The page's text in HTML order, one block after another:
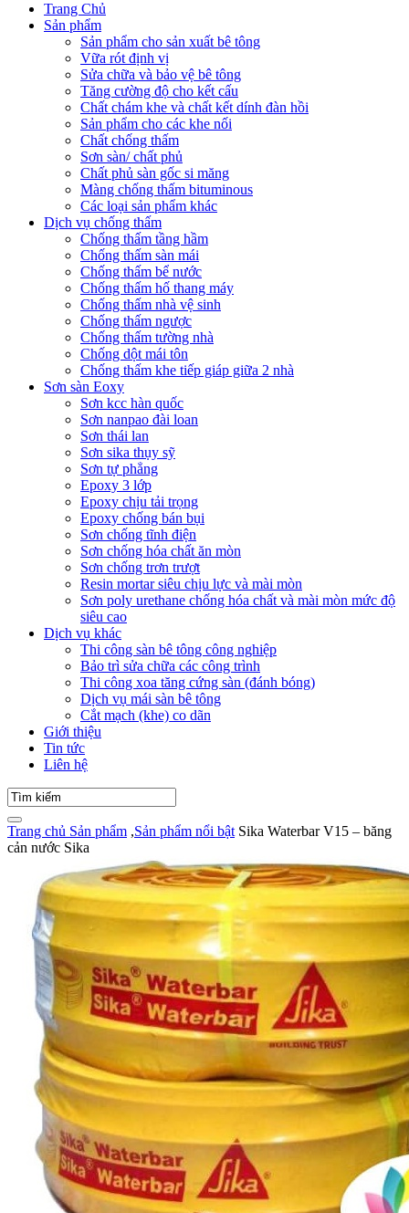
Trang Chủ
Sản phẩm
Sản phẩm cho sản xuất bê tông
Vữa rót định vị
Sửa chữa và bảo vệ bê tông
Tăng cường độ cho kết cấu
Chất chám khe và chất kết dính đàn hồi
Sản phẩm cho các khe nối
Chất chống thấm
Sơn sàn/ chất phủ
Chất phủ sàn gốc si măng
Màng chống thấm bituminous
Các loại sản phẩm khác
Dịch vụ chống thấm
Chống thấm tầng hầm
Chống thấm sàn mái
Chống thấm bể nước
Chống thấm hố thang máy
Chống thấm nhà vệ sinh
Chống thấm ngược
Chống thấm tường nhà
Chống dột mái tôn
Chống thấm khe tiếp giáp giữa 2 nhà
Sơn sàn Eoxy
Sơn kcc hàn quốc
Sơn nanpao đài loan
Sơn thái lan
Sơn sika thụy sỹ
Sơn tự phẳng
Epoxy 3 lớp
Epoxy chịu tải trọng
Epoxy chống bán bụi
Sơn chống tĩnh điện
Sơn chống hóa chất ăn mòn
Sơn chống trơn trượt
Resin mortar siêu chịu lực và mài mòn
Sơn poly urethane chống hóa chất và mài mòn mức độ
siêu cao
Dịch vụ khác
Thi công sàn bê tông công nghiệp
Bảo trì sửa chữa các công trình
Thi công xoa tăng cứng sàn (đánh bóng)
Dịch vụ mái sàn bê tông
Cắt mạch (khe) co dãn
Giới thiệu
Tin tức
Liên hệ
Trang chủ Sản phẩm ,Sản phẩm nổi bật Sika Waterbar V15 – băng
cản nước Sika